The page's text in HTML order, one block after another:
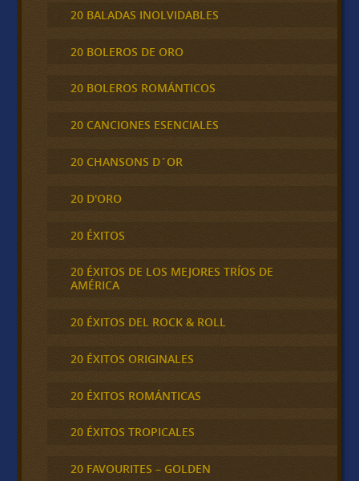
20 BALADAS INOLVIDABLES
20 BOLEROS DE ORO
20 BOLEROS ROMÁNTICOS
20 CANCIONES ESENCIALES
20 CHANSONS D´OR
20 D'ORO
20 ÉXITOS
20 ÉXITOS DE LOS MEJORES TRÍOS DE
AMÉRICA
20 ÉXITOS DEL ROCK & ROLL
20 ÉXITOS ORIGINALES
20 ÉXITOS ROMÁNTICAS
20 ÉXITOS TROPICALES
20 FAVOURITES – GOLDEN